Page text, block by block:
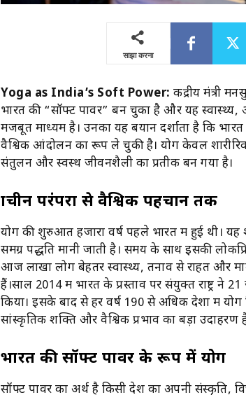
साझा करना
Yoga as India’s Soft Power: केंद्रीय मंत्री
भारत की “सॉफ्ट पावर” बन चुका है और यह स्वास्थ्य,
मजबूत माध्यम है। उनका यह बयान दर्शाता है कि
वैश्विक आंदोलन का रूप ले चुकी है। योग केवल
संतुलन और स्वस्थ जीवनशैली का प्रतीक बन गया है।
प्राचीन परंपरा से वैश्विक पहचान तक
योग की शुरुआत हजारों वर्ष पहले भारत में हुई थी।
समग्र पद्धति मानी जाती है। समय के साथ इसकी
आज लाखों लोग बेहतर स्वास्थ्य, तनाव से राहत और
हैं।साल 2014 में भारत के प्रस्ताव पर संयुक्त राष्ट्र ने
किया। इसके बाद से हर वर्ष 190 से अधिक देशों में योग
सांस्कृतिक शक्ति और वैश्विक प्रभाव का बड़ा उदाहरण
भारत की सॉफ्ट पावर के रूप में योग
सॉफ्ट पावर का अर्थ है किसी देश का अपनी संस्कृति,